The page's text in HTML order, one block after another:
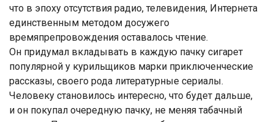
что в эпоху отсутствия радио, телевидения, Интернета
единственным методом досужего
времяпрепровождения оставалось чтение.
Он придумал вкладывать в каждую пачку сигарет
популярной у курильщиков марки приключенческие
рассказы, своего рода литературные сериалы.
Человеку становилось интересно, что будет дальше,
и он покупал очередную пачку, не меняя табачный